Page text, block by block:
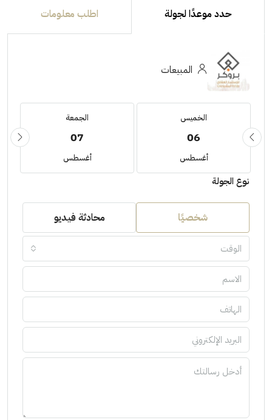
حدد موعدًا لجولة اطلب معلومات
المبيعات
الخميس
06
أغسطس
الجمعة
07
أغسطس
نوع الجولة
شخصيًا محادثة فيديو
الوقت